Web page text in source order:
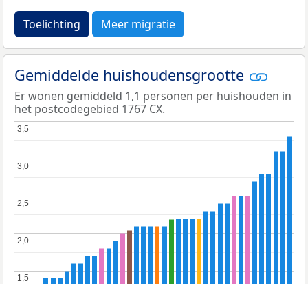
Toelichting Meer migratie
Gemiddelde huishoudensgrootte
Er wonen gemiddeld 1,1 personen per huishouden in
het postcodegebied 1767 CX.
1,5
1,5
2,0
2,0
2,5
2,5
3,0
3,0
3,5
3,5